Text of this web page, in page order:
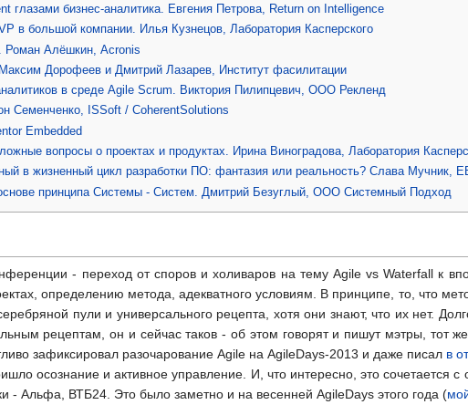
глазами бизнес-аналитика. Евгения Петрова, Return on Intelligence
в большой компании. Илья Кузнецов, Лаборатория Касперского
Роман Алёшкин, Acronis
Дорофеев и Дмитрий Лазарев, Институт фасилитации
в среде Agile Scrum. Виктория Пилипцевич, ООО Рекленд
Семенченко, ISSoft / CoherentSolutions
Embedded
вопросы о проектах и продуктах. Ирина Виноградова, Лаборатория
в жизненный цикл разработки ПО: фантазия или реальность? Слава Мучник,
принципа Системы - Систем. Дмитрий Безуглый, ООО Системный Подход
- переход от споров и холиваров на тему Agile vs Waterfall к
определению метода, адекватного условиям. В принципе, то, что
пули и универсального рецепта, хотя они знают, что их нет.
рецептам, он и сейчас таков - об этом говорят и пишут мэтры, тот
зафиксировал разочарование Agile на AgileDays-2013 и даже писал в
осознание и активное управление. И, что интересно, это сочетается
- Альфа, ВТБ24. Это было заметно и на весенней AgileDays этого года (